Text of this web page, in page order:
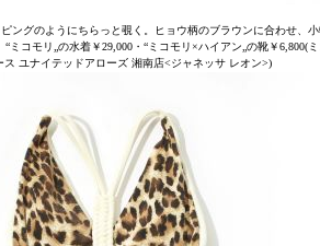
グのようにちらっと覗く。ヒョウ柄のブラウンに合わせ、
コモリ„の水着￥29,000・“ミコモリ×ハイアン„の靴￥6,800(
ス ユナイテッドアローズ 湘南店<ジャネッサ レオン>)